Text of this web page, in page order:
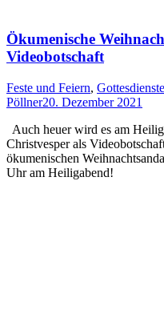
Ökumenische
Videobotschaft
Feste und Feiern, Gottesdienste
Pöllner20. Dezember 2021
Auch heuer wird es am
Christvesper als
ökumenischen
Uhr am Heiligabend!